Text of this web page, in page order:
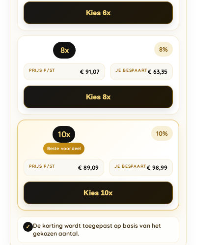
Kies 6x
8x 8%
€ 91,07 € 63,35
Kies 8x
10x
Beste voordeel
10%
€ 89,09 € 98,99
Kies 10x
✓ De korting wordt toegepast op basis van het
gekozen aantal.